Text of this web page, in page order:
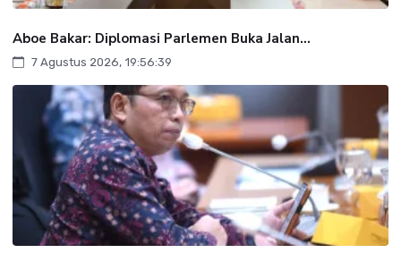
Aboe Bakar: Diplomasi Parlemen Buka Jalan...
7 Agustus 2026, 19:56:39